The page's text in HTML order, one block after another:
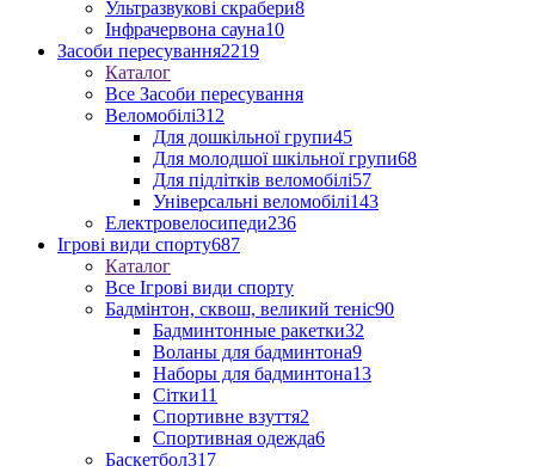
Ультразвукові скрабери8
Інфрачервона сауна10
Засоби пересування2219
Каталог
Все Засоби пересування
Веломобілі312
Для дошкільної групи45
Для молодшої шкільної групи68
Для підлітків веломобілі57
Універсальні веломобілі143
Електровелосипеди236
Ігрові види спорту687
Каталог
Все Ігрові види спорту
Бадмінтон, сквош, великий теніс90
Бадминтонные ракетки32
Воланы для бадминтона9
Наборы для бадминтона13
Сітки11
Спортивне взуття2
Спортивная одежда6
Баскетбол317